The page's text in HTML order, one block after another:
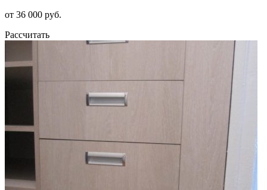
от 36 000 руб.
Рассчитать